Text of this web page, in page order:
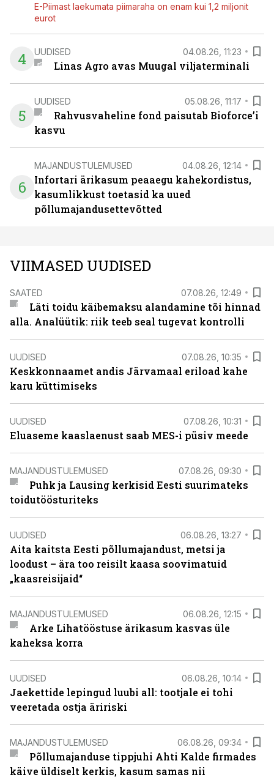
E-Piimast laekumata piimaraha on enam kui 1,2 miljonit
eurot
4 UUDISED 04.08.26, 11:23
Linas Agro avas Muugal viljaterminali
5
UUDISED 05.08.26, 11:17
Rahvusvaheline fond paisutab Bioforce’i
kasvu
6
MAJANDUSTULEMUSED 04.08.26, 12:14
Infortari ärikasum peaaegu kahekordistus,
kasumlikkust toetasid ka uued
põllumajandusettevõtted
VIIMASED UUDISED
SAATED 07.08.26, 12:49
Läti toidu käibemaksu alandamine tõi hinnad
alla. Analüütik: riik teeb seal tugevat kontrolli
UUDISED 07.08.26, 10:35
Keskkonnaamet andis Järvamaal eriload kahe
karu küttimiseks
UUDISED 07.08.26, 10:31
Eluaseme kaaslaenust saab MES-i püsiv meede
MAJANDUSTULEMUSED 07.08.26, 09:30
Puhk ja Lausing kerkisid Eesti suurimateks
toidutöösturiteks
UUDISED 06.08.26, 13:27
Aita kaitsta Eesti põllumajandust, metsi ja
loodust – ära too reisilt kaasa soovimatuid
„kaasreisijaid“
MAJANDUSTULEMUSED 06.08.26, 12:15
Arke Lihatööstuse ärikasum kasvas üle
kaheksa korra
UUDISED 06.08.26, 10:14
Jaekettide lepingud luubi all: tootjale ei tohi
veeretada ostja äririski
MAJANDUSTULEMUSED 06.08.26, 09:34
Põllumajanduse tippjuhi Ahti Kalde firmades
käive üldiselt kerkis, kasum samas nii